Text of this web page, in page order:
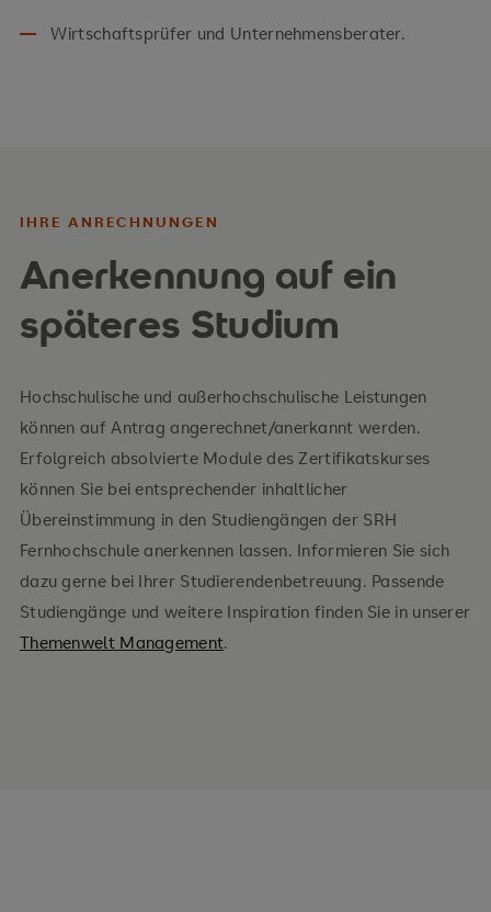
Wirtschaftsprüfer und Unternehmensberater.
IHRE ANRECHNUNGEN
Anerkennung auf ein
späteres Studium
Hochschulische und außerhochschulische Leistungen
können auf Antrag angerechnet/anerkannt werden.
Erfolgreich absolvierte Module des Zertifikatskurses
können Sie bei entsprechender inhaltlicher
Übereinstimmung in den Studiengängen der SRH
Fernhochschule anerkennen lassen. Informieren Sie sich
dazu gerne bei Ihrer Studierendenbetreuung. Passende
Studiengänge und weitere Inspiration finden Sie in unserer
Themenwelt Management.